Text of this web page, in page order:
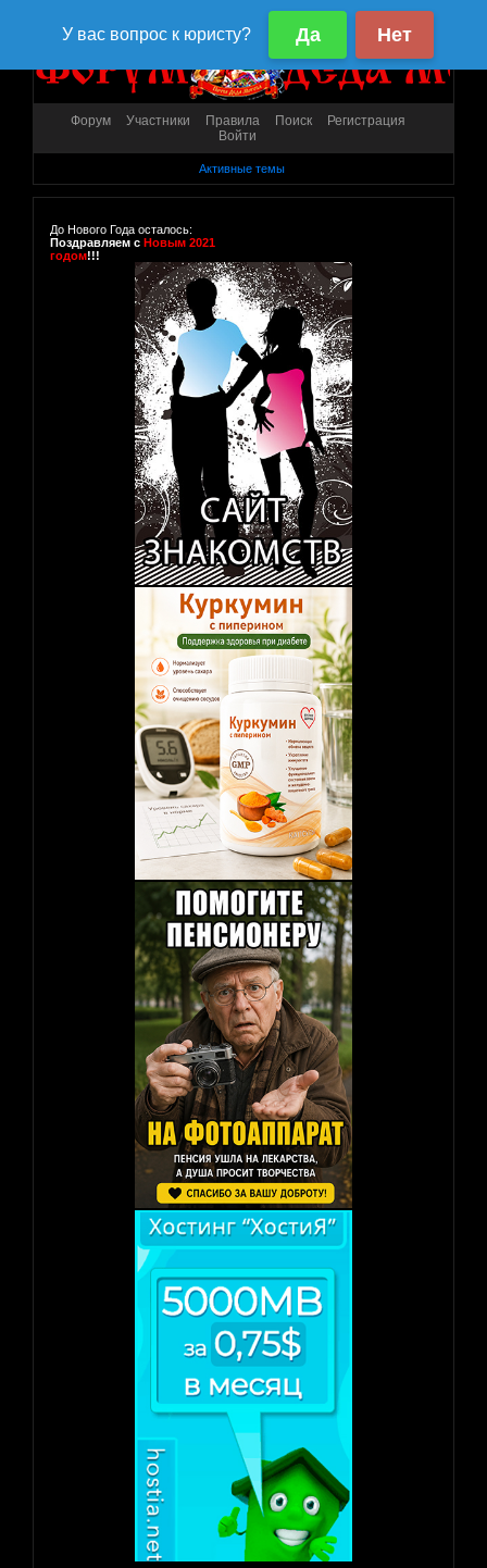
Форум Участники Правила Поиск
Регистрация
Войти
Активные темы
До Нового Года осталось:
Поздравляем с Новым 2021
годом!!!